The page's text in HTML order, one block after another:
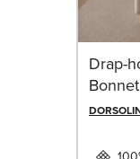
Drap-